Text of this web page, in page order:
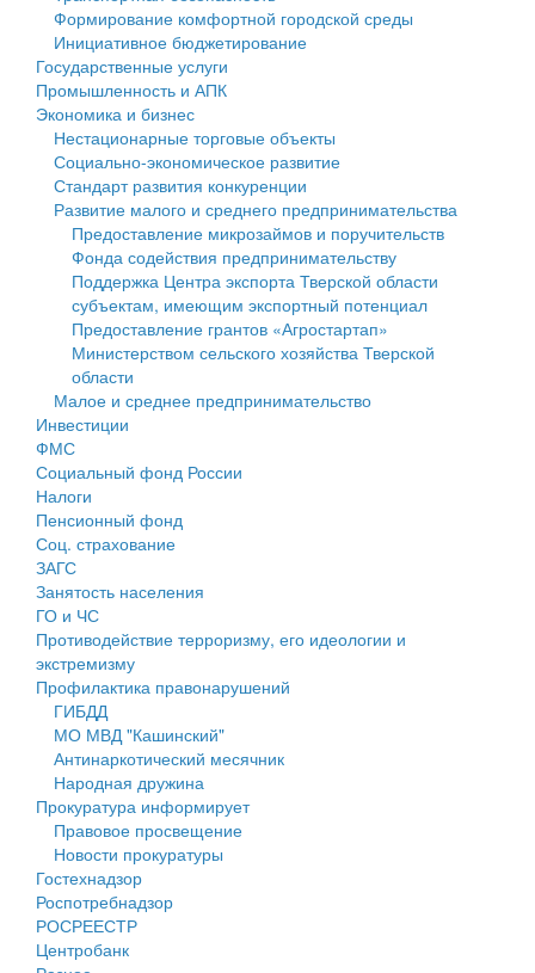
Государственные услуги
Промышленность и АПК
Экономика и бизнес
Символика
Устав
Гостям округа
Туризм
Культура
Образование
Здравоохранение
Социальная защита
Фотоальбом
муниципального округа Тверской области
Администрация Кашинского муниципального округа
Тверской области
Управление сельскими территориями
Открытые данные
Работа с обращениями граждан
Муниципальный контроль
Муниципальные услуги
Проекты административных регламентов
Антимонопольный комплаенс
Противодействие коррупции
Финансовое управление
Бюджет для граждан
Имущество
Выявление правообладателей ранее учтенных
объектов недвижимости
Имущественная поддержка субъектов малого и
среднего предпринимательства
Информационная поддержка субъектов малого и
среднего предпринимательства
Муниципальные программы
Контрольно-счетная палата
Персональные данные
Оценка регулирующего воздействия
Деятельность МУ
Нормативы градостроительного проектирования
Правила землепользования и застройки
Генеральные планы
Проекты планировки территории
Собрание депутатов
Городское поселение
Формирование комфортной городской среды
Инициативное бюджетирование
Государственные услуги
Промышленность и АПК
Экономика и бизнес
Нестационарные торговые объекты
Социально-экономическое развитие
Стандарт развития конкуренции
Развитие малого и среднего предпринимательства
Предоставление микрозаймов и поручительств
Фонда содействия предпринимательству
Поддержка Центра экспорта Тверской области
субъектам, имеющим экспортный потенциал
Предоставление грантов «Агростартап»
Министерством сельского хозяйства Тверской
области
Малое и среднее предпринимательство
Инвестиции
ФМС
Социальный фонд России
Налоги
Пенсионный фонд
Соц. страхование
ЗАГС
Занятость населения
ГО и ЧС
Противодействие терроризму, его идеологии и
экстремизму
Профилактика правонарушений
ГИБДД
МО МВД "Кашинский"
Антинаркотический месячник
Народная дружина
Прокуратура информирует
Правовое просвещение
Новости прокуратуры
Гостехнадзор
Роспотребнадзор
РОСРЕЕСТР
Центробанк